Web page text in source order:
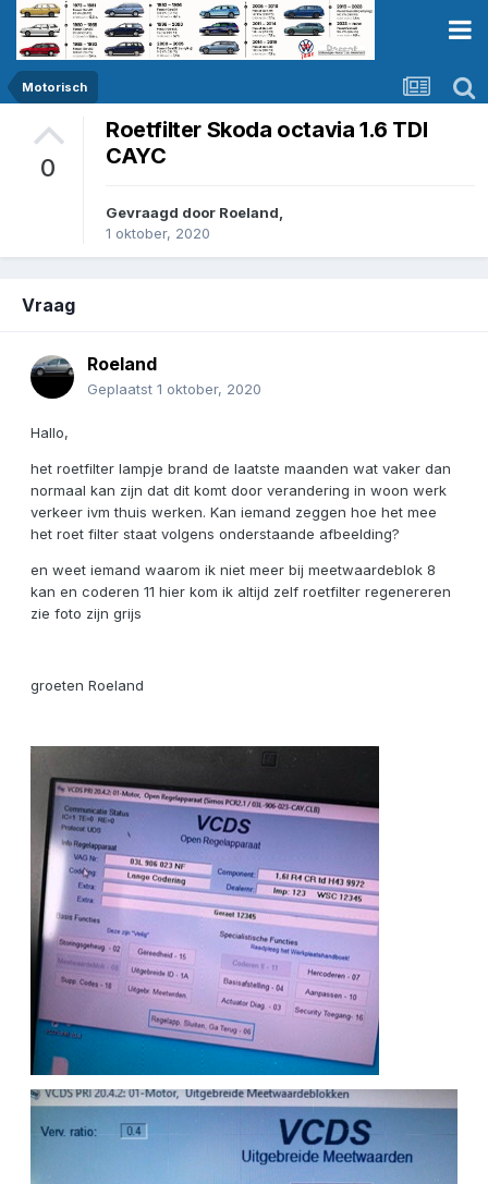
Motorisch
0
Roetfilter Skoda octavia 1.6 TDI
CAYC
Gevraagd door Roeland,
1 oktober, 2020
Vraag
Roeland
Geplaatst 1 oktober, 2020
Hallo,
het roetfilter lampje brand de laatste maanden wat vaker dan
normaal kan zijn dat dit komt door verandering in woon werk
verkeer ivm thuis werken. Kan iemand zeggen hoe het mee
het roet filter staat volgens onderstaande afbeelding?
en weet iemand waarom ik niet meer bij meetwaardeblok 8
kan en coderen 11 hier kom ik altijd zelf roetfilter regenereren
zie foto zijn grijs
groeten Roeland